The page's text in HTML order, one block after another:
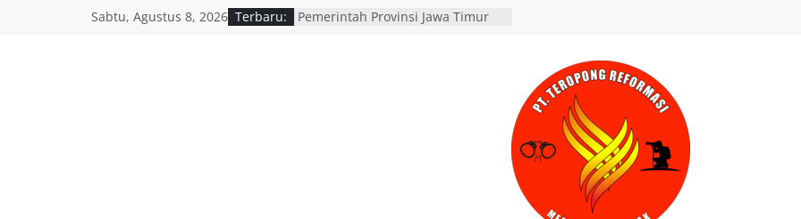
Sabtu, Agustus 8, 2026 Terbaru:
Polres Pasuruan Tegaskan
Penanganan Kasus Laka Lantas